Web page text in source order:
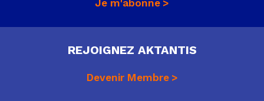
Je m'abonne
REJOIGNEZ AKTANTIS
Devenir Membre